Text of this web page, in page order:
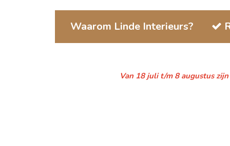
Waarom Linde Interieurs?
Van 18 juli t/m 8 augustus